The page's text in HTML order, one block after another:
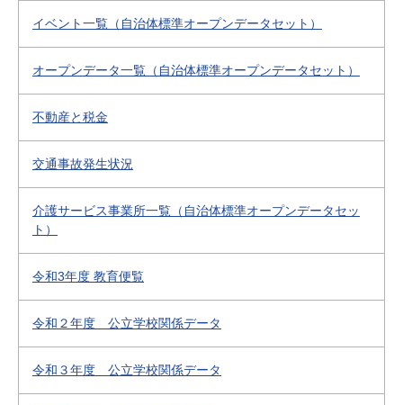
イベント一覧（自治体標準オープンデータセット）
オープンデータ一覧（自治体標準オープンデータセット）
不動産と税金
交通事故発生状況
介護サービス事業所一覧（自治体標準オープンデータセッ
ト）
令和3年度 教育便覧
令和２年度 公立学校関係データ
令和３年度 公立学校関係データ